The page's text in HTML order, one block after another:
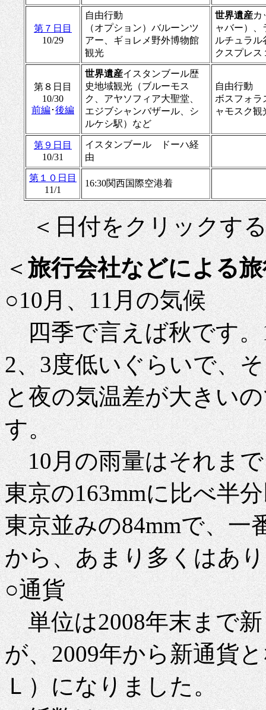
第７日目
10/29
自由行動
（オプション）バルーンツ
アー、ギョレメ野外博物館
観光
世界遺産カ
ャバー）、
ルチュラ
クスプレス
第８日目
10/30
前編･後編
世界遺産イスタンブール歴
史地域観光（ブルーモス
ク、アヤソフィア大聖堂、
エジブシャンバザール、シ
ルケシ駅）など
自由行動
ボスフォラ
ャモスク観
第９日目
10/31
イスタンブール ドーハ経
由
第１０日目
11/1
16:30関西国際空港着
＜日付をクリックす
＜旅行会社などによる
○10月、11月の気候
四季で言えば秋です。
2、3度低いぐらいで、
と夜の気温差が大きい
す。
10月の雨量はそれまで
東京の163mmに比べ半
東京並みの84mmで、一
から、あまり多くはあ
○通貨
単位は2008年末まで新
が、2009年から新通貨
Ｌ）になりました。